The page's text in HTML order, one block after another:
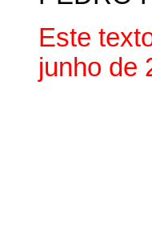
Este
junho de